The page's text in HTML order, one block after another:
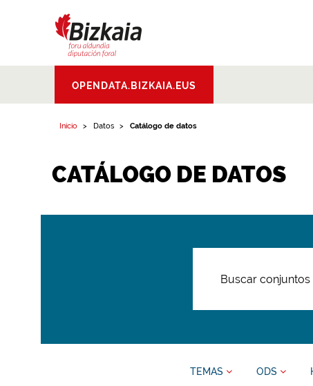
Aldundia.Diputacion
Foral de Bizkaia
OPENDATA.BIZKAIA.EUS
Inicio Datos Catálogo de datos
CATÁLOGO DE DATOS
TEMAS ODS